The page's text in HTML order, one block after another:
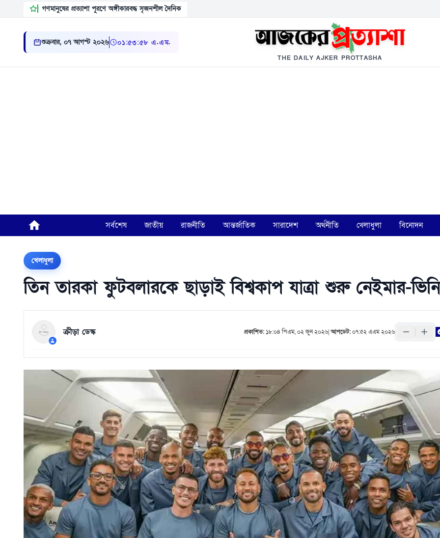
গণমানুষের প্রত্যাশা পূরণে অঙ্গীকারবদ্ধ সৃজনশীল দৈনিক
শুক্রবার, ০৭ আগস্ট ২০২৬ ০১ ৫৩ ৫৯ এ.এম.
THE DAILY AJKER PROTTASHA
সর্বশেষ জাতীয় রাজনীতি আন্তর্জাতিক সারাদেশ অর্থনীতি খেলাধুলা বিনোদন
খেলাধুলা
তিন তারকা ফুটবলারকে ছাড়াই বিশ্বকাপ যাত্রা শুরু নেইমার-
ক্রীড়া ডেস্ক প্রকাশিত: ১৮:০৪ পিএম, ০২ জুন ২০২৬|আপডেট:০৭:৫২ এএম ২০২৬